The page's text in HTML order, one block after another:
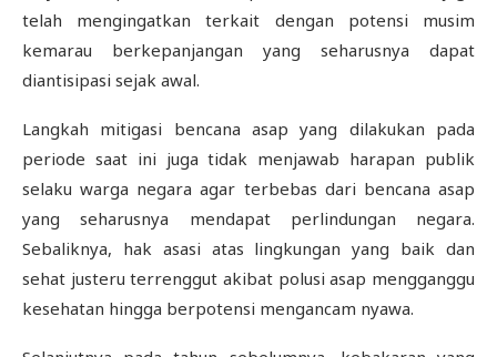
telah mengingatkan terkait dengan potensi musim
kemarau berkepanjangan yang seharusnya dapat
diantisipasi sejak awal.
Langkah mitigasi bencana asap yang dilakukan pada
periode saat ini juga tidak menjawab harapan publik
selaku warga negara agar terbebas dari bencana asap
yang seharusnya mendapat perlindungan negara.
Sebaliknya, hak asasi atas lingkungan yang baik dan
sehat justeru terrenggut akibat polusi asap mengganggu
kesehatan hingga berpotensi mengancam nyawa.